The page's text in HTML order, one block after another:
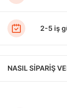
2-5 iş
NASIL SİPARİŞ